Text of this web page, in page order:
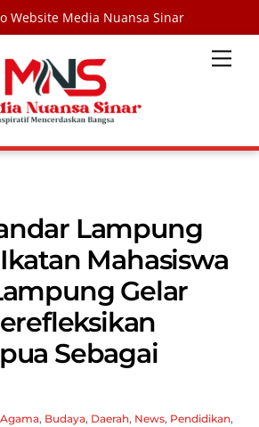
Website Media Nuansa Sinar
Lampung
Mahasiswa
Gelar
Sebagai
Agama, Budaya, Daerah, News, Pendidikan,